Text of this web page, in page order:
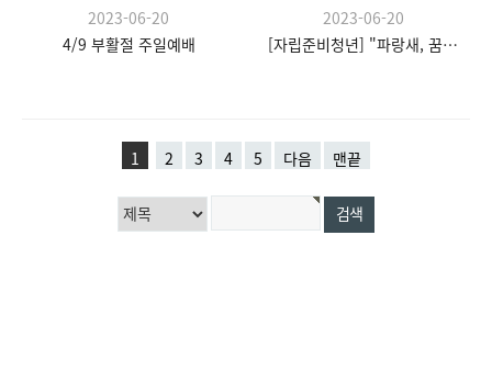
2023-06-20
4/9 부활절 주일예배
2023-06-20
[자립준비청년] "파랑새, 꿈을 향한 날갯짓" 발대식
1 2 3 4 5 다음 맨끝